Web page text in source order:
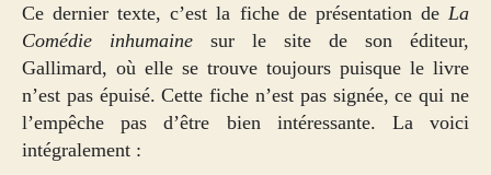
Ce dernier texte, c’est la fiche de présentation de La
Comédie inhumaine sur le site de son éditeur,
Gallimard, où elle se trouve toujours puisque le livre
n’est pas épuisé. Cette fiche n’est pas signée, ce qui ne
l’empêche pas d’être bien intéressante. La voici
intégralement :